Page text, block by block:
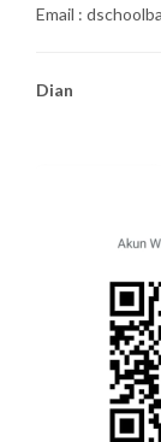
Email :
Dian